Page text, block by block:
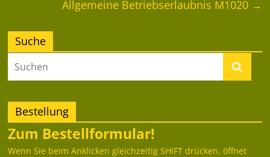
Allgemeine Betriebserlaubnis M1020 →
Suche
Bestellung
Zum Bestellformular!
Wenn Sie beim Anklicken gleichzeitig SHIFT drücken, öffnet